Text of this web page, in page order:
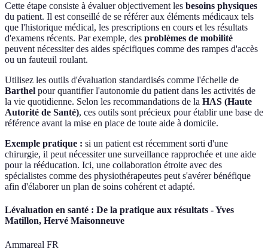
Cette étape consiste à évaluer objectivement les besoins physiques
du patient. Il est conseillé de se référer aux éléments médicaux tels
que l'historique médical, les prescriptions en cours et les résultats
d'examens récents. Par exemple, des problèmes de mobilité
peuvent nécessiter des aides spécifiques comme des rampes d'accès
ou un fauteuil roulant.
Utilisez les outils d'évaluation standardisés comme l'échelle de
Barthel pour quantifier l'autonomie du patient dans les activités de
la vie quotidienne. Selon les recommandations de la HAS (Haute
Autorité de Santé), ces outils sont précieux pour établir une base de
référence avant la mise en place de toute aide à domicile.
Exemple pratique : si un patient est récemment sorti d'une
chirurgie, il peut nécessiter une surveillance rapprochée et une aide
pour la rééducation. Ici, une collaboration étroite avec des
spécialistes comme des physiothérapeutes peut s'avérer bénéfique
afin d'élaborer un plan de soins cohérent et adapté.
Lévaluation en santé : De la pratique aux résultats - Yves
Matillon, Hervé Maisonneuve
Ammareal FR